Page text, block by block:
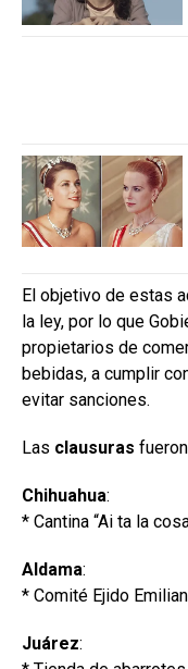
El objetivo de estas
la ley, por lo que
propietarios de
bebidas, a cumplir
evitar sanciones.
Las clausuras
Chihuahua:
* Cantina “Ai ta la
Aldama:
* Comité Ejido
Juárez: